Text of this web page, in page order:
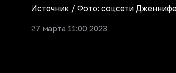
Источник / Фото: соцсети
27 марта 11:00 2023